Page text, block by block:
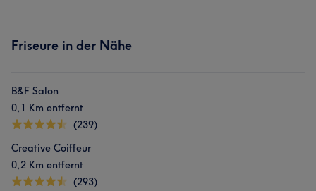
Friseure in der Nähe
B&F Salon
0,1 Km entfernt
(239)
Creative Coiffeur
0,2 Km entfernt
(293)